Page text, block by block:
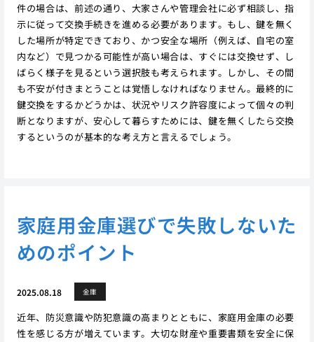
件の場合は、前述の通り、大家さんや管理会社に必ず相談し、指
示に従って交換手続きを進める必要があります。もし、鍵を無く
した場所が特定できており、かつ安全な場所（例えば、自宅の室
内など）で見つかる可能性が高い場合は、すぐには交換せず、し
ばらく様子を見るという選択肢も考えられます。しかし、その間
も不安が付きまとうことは覚悟しなければなりません。最終的に
鍵交換をするかどうかは、状況やリスク許容度によって個々の判
断となりますが、安心して暮らすためには、鍵を無くしたら交換
するというのが基本的な考え方と言えるでしょう。
家庭用金庫選びで失敗しないた
めのポイント
2025.08.18 金庫
近年、防災意識や防犯意識の高まりとともに、家庭用金庫の必要
性を感じる方が増えています。大切な財産や重要書類を安全に保